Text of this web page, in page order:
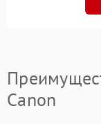
Canon